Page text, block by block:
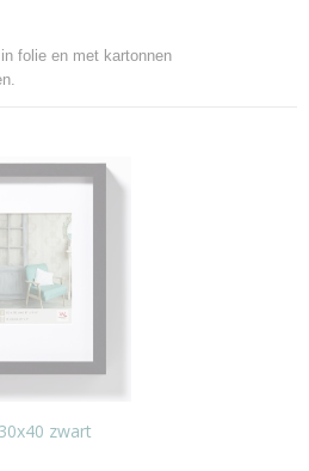
folie en met kartonnen
zwart